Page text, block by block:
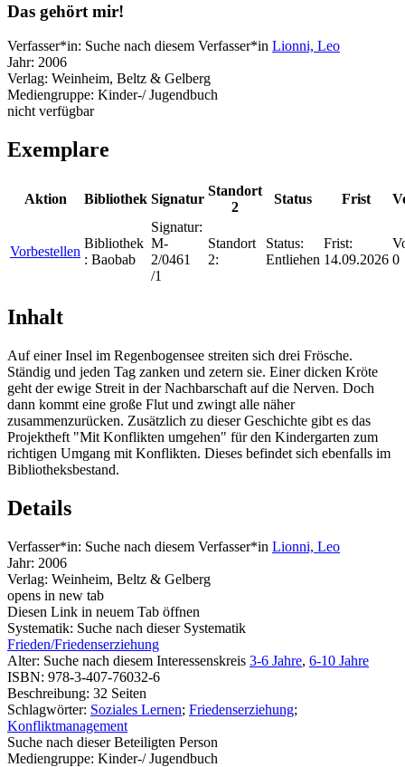
Das gehört mir!
Verfasser*in: Suche nach diesem Verfasser*in Lionni, Leo
Jahr: 2006
Verlag: Weinheim, Beltz & Gelberg
Mediengruppe: Kinder-/ Jugendbuch
nicht verfügbar
Exemplare
Aktion Bibliothek Signatur
Standort
2
Status Frist
Vorbestellen
Bibliothek
: Baobab
Signatur:
M-
2/0461
/1
Standort
2:
Status:
Entliehen
Frist:
14.09.2026 0
Inhalt
Auf einer Insel im Regenbogensee streiten sich drei Frösche.
Ständig und jeden Tag zanken und zetern sie. Einer dicken Kröte
geht der ewige Streit in der Nachbarschaft auf die Nerven. Doch
dann kommt eine große Flut und zwingt alle näher
zusammenzurücken. Zusätzlich zu dieser Geschichte gibt es das
Projektheft "Mit Konflikten umgehen" für den Kindergarten zum
richtigen Umgang mit Konflikten. Dieses befindet sich ebenfalls im
Bibliotheksbestand.
Details
Verfasser*in: Suche nach diesem Verfasser*in Lionni, Leo
Jahr: 2006
Verlag: Weinheim, Beltz & Gelberg
opens in new tab
Diesen Link in neuem Tab öffnen
Systematik: Suche nach dieser Systematik
Frieden/Friedenserziehung
Alter: Suche nach diesem Interessenskreis 3-6 Jahre, 6-10 Jahre
ISBN: 978-3-407-76032-6
Beschreibung: 32 Seiten
Schlagwörter: Soziales Lernen; Friedenserziehung;
Konfliktmanagement
Suche nach dieser Beteiligten Person
Mediengruppe: Kinder-/ Jugendbuch